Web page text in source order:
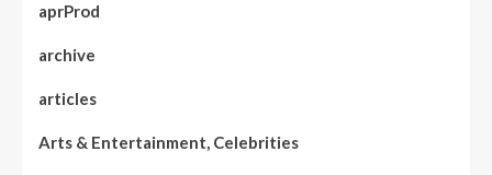
aprProd
archive
articles
Arts & Entertainment, Celebrities